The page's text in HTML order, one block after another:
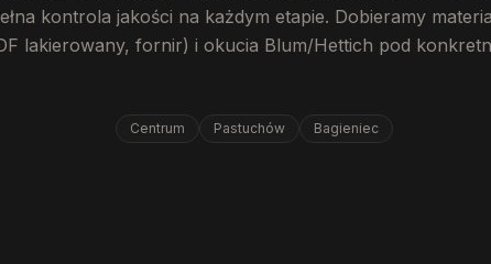
kontrola jakości na każdym etapie. Dobieramy
lakierowany, fornir) i okucia Blum/Hettich pod
Centrum Pastuchów Bagieniec